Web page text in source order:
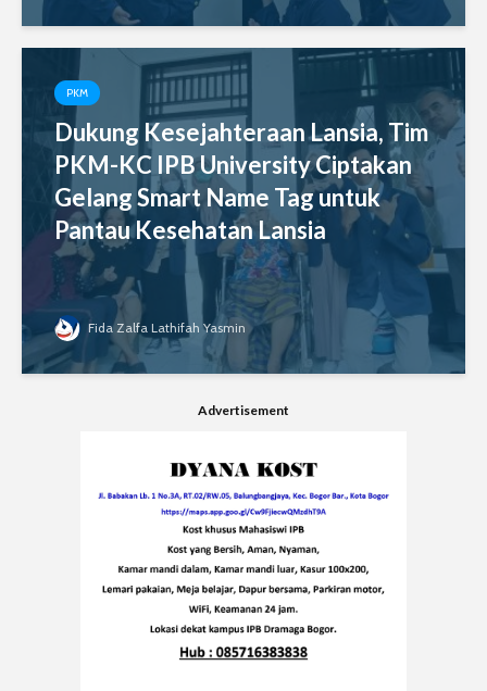
PKM
Dukung Kesejahteraan Lansia, Tim
PKM-KC IPB University Ciptakan
Gelang Smart Name Tag untuk
Pantau Kesehatan Lansia
Fida Zalfa Lathifah Yasmin
Advertisement